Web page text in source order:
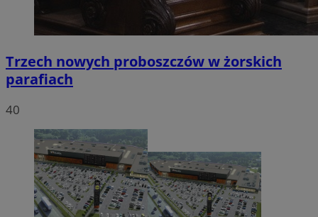
Trzech nowych proboszczów w żorskich
parafiach
40